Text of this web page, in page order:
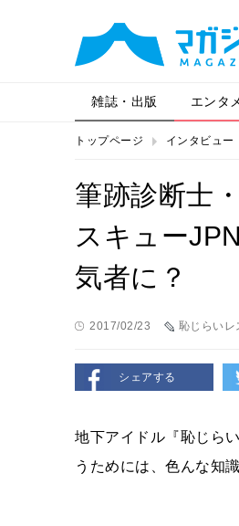
雑誌・出版 エンタ
トップページ インタビュー
筆跡診断士
スキュー
気者に？
2017/02/23 恥じらいレ
シェアする
地下アイドル『恥じら
うためには、色んな知